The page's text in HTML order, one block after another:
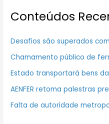
Conteúdos
Desafios são superados
Chamamento público de
Estado transportará bens
AENFER retoma palestras
Falta de autoridade